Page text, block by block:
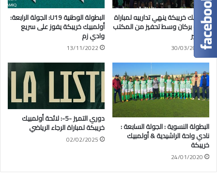
أولمبيك خريبكة ينهي تداريبه لمباراة
نهضة بركان وسط تحفيز من المكتب
المسير
30/03/2023
البطولة الوطنية U19: الجولة الرابعة:
أولمبيك خريبكة يفوز على سريع
وادي زم
13/11/2022
البطولة النسوية : الجولة السابعة :
نادي واحة الراشيدية & أولمبيك
خريبكة
24/01/2020
دوري التميز -5-: لائحة أولمبيك
خريبكة لمباراة الرجاء الرياضي
02/02/2025